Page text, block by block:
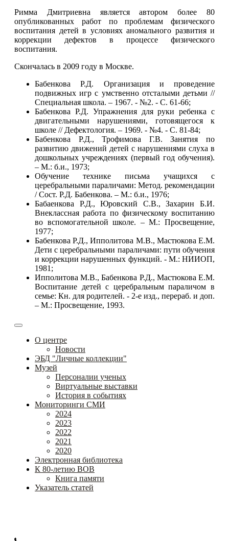
Римма Дмитриевна является автором более 80
опубликованных работ по проблемам физического
воспитания детей в условиях аномального развития и
коррекции дефектов в процессе физического
воспитания.
Скончалась в 2009 году в Москве.
Бабенкова Р.Д. Организация и проведение
подвижных игр с умственно отсталыми детьми //
Специальная школа. – 1967. - №2. - С. 61-66;
Бабенкова Р.Д. Упражнения для руки ребенка с
двигательными нарушениями, готовящегося к
школе // Дефектология. – 1969. - №4. - С. 81-84;
Бабенкова Р.Д., Трофимова Г.В. Занятия по
развитию движений детей с нарушениями слуха в
дошкольных учреждениях (первый год обучения).
– М.: б.и., 1973;
Обучение технике письма учащихся с
церебральными параличами: Метод. рекомендации
/ Сост. Р.Д. Бабенкова. – М.: б.и., 1976;
Бабаенкова Р.Д., Юровский С.В., Захарин Б.И.
Внеклассная работа по физическому воспитанию
во вспомогательной школе. – М.: Просвещение,
1977;
Бабенкова Р.Д., Ипполитова М.В., Мастюкова Е.М.
Дети с церебральными параличами: пути обучения
и коррекции нарушенных функций. - М.: НИИОП,
1981;
Ипполитова М.В., Бабенкова Р.Д., Мастюкова Е.М.
Воспитание детей с церебральным параличом в
семье: Кн. для родителей. - 2-е изд., перераб. и доп.
– М.: Просвещение, 1993.
О центре
Новости
ЭБД "Личные коллекции"
Музей
Персоналии ученых
Виртуальные выставки
История в событиях
Мониторинги СМИ
2024
2023
2022
2021
2020
Электронная библиотека
К 80-летию ВОВ
Книга памяти
Указатель статей